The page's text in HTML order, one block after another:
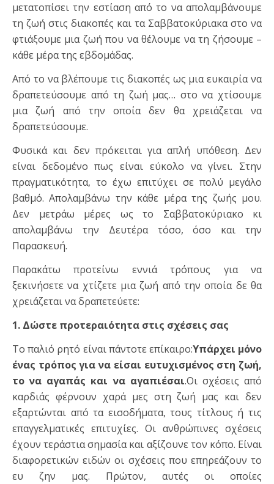
μετατοπίσει την εστίαση από το να απολαμβάνουμε
τη ζωή στις διακοπές και τα Σαββατοκύριακα στο να
φτιάξουμε μια ζωή που να θέλουμε να τη ζήσουμε –
κάθε μέρα της εβδομάδας.
Από το να βλέπουμε τις διακοπές ως μια ευκαιρία να
δραπετεύσουμε από τη ζωή μας… στο να χτίσουμε
μια ζωή από την οποία δεν θα χρειάζεται να
δραπετεύσουμε.
Φυσικά και δεν πρόκειται για απλή υπόθεση. Δεν
είναι δεδομένο πως είναι εύκολο να γίνει. Στην
πραγματικότητα, το έχω επιτύχει σε πολύ μεγάλο
βαθμό. Απολαμβάνω την κάθε μέρα της ζωής μου.
Δεν μετράω μέρες ως το Σαββατοκύριακο κι
απολαμβάνω την Δευτέρα τόσο, όσο και την
Παρασκευή.
Παρακάτω προτείνω εννιά τρόπους για να
ξεκινήσετε να χτίζετε μια ζωή από την οποία δε θα
χρειάζεται να δραπετεύετε:
1. Δώστε προτεραιότητα στις σχέσεις σας
Το παλιό ρητό είναι πάντοτε επίκαιρο:Υπάρχει μόνο
ένας τρόπος για να είσαι ευτυχισμένος στη ζωή,
το να αγαπάς και να αγαπιέσαι.Οι σχέσεις από
καρδιάς φέρνουν χαρά μες στη ζωή μας και δεν
εξαρτώνται από τα εισοδήματα, τους τίτλους ή τις
επαγγελματικές επιτυχίες. Οι ανθρώπινες σχέσεις
έχουν τεράστια σημασία και αξίζουνε τον κόπο. Είναι
διαφορετικών ειδών οι σχέσεις που επηρεάζουν το
ευ ζην μας. Πρώτον, αυτές οι οποίες